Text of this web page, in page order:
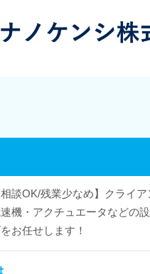
相談OK/残業少なめ】クライ
機・アクチュエータなどの
お任せします！